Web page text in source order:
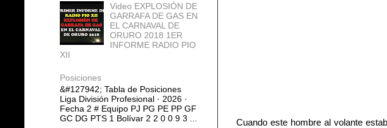
Cuando este hombre al volante
Video EXPLOSIÓN DE
GARRAFA DE GAS EN
EL CARNAVAL DE
ORURO 2018 1ER
INFORME RADIO PIO
XII
Posiciones
&#127942; Tabla de Posiciones
Liga División Profesional · 2026 ·
Fecha 2 # Equipo PJ PG PE PP GF
GC DG PTS 1 Bolívar 2 2 0 0 9 3 ...